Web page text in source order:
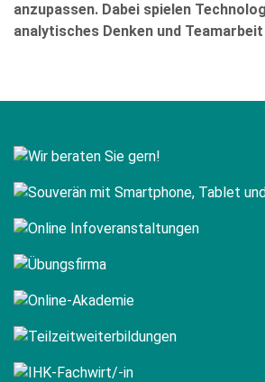
anzupassen. Dabei spielen
analytisches Denken und